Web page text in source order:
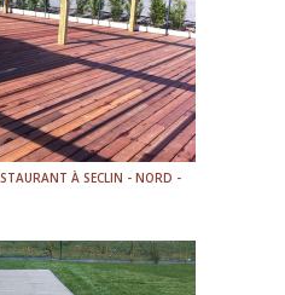
À SECLIN - NORD -